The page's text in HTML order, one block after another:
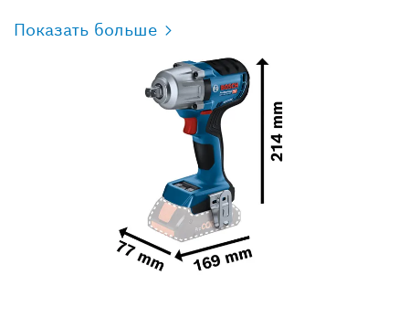
Показать больше